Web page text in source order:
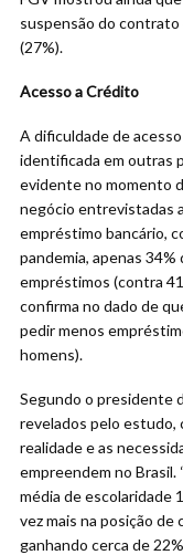
suspensão do contrato
(27%).
Acesso a Crédito
A dificuldade de
identificada em outras
evidente no momento
negócio entrevistadas
empréstimo bancário,
pandemia, apenas
empréstimos (contra
confirma no dado de
pedir menos
homens).
Segundo o presidente
revelados pelo estudo,
realidade e as
empreendem no Brasil.
média de escolaridade
vez mais na posição
ganhando cerca de